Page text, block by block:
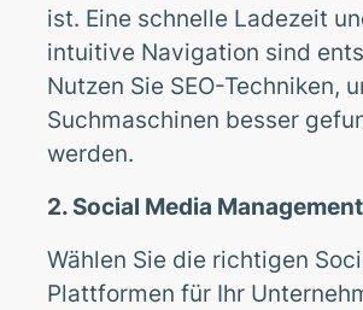
ist. Eine schnelle Ladezeit
intuitive Navigation sind
Nutzen Sie SEO-Techniken,
Suchmaschinen besser
werden.
2. Social Media
Wählen Sie die richtigen
Plattformen für Ihr